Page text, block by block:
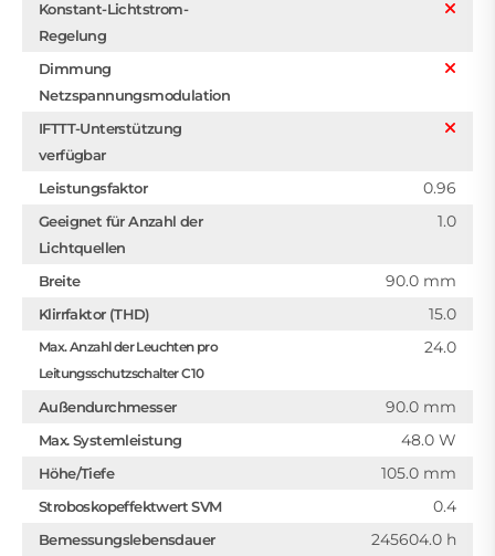
Konstant-Lichtstrom-
Regelung
Dimmung
Netzspannungsmodulation
IFTTT-Unterstützung
verfügbar
Leistungsfaktor
0.96
Geeignet für Anzahl der
Lichtquellen
1.0
Breite 90.0 mm
Klirrfaktor (THD) 15.0
Max. Anzahl der Leuchten pro
Leitungsschutzschalter C10
24.0
Außendurchmesser 90.0 mm
Max. Systemleistung 48.0 W
Höhe/Tiefe 105.0 mm
Stroboskopeffektwert SVM 0.4
Bemessungslebensdauer
245604.0 h